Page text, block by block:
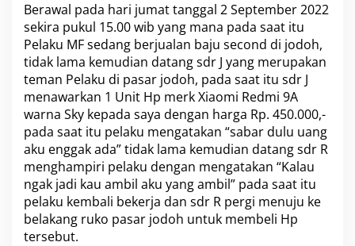
e
l
a
k
u
P
e
r
o
l
o
n
g
a
n
Berawal pada hari jumat tanggal 2 September 2022
sekira pukul 15.00 wib yang mana pada saat itu
Pelaku MF sedang berjualan baju second di jodoh,
tidak lama kemudian datang sdr J yang merupakan
teman Pelaku di pasar jodoh, pada saat itu sdr J
menawarkan 1 Unit Hp merk Xiaomi Redmi 9A
warna Sky kepada saya dengan harga Rp. 450.000,-
pada saat itu pelaku mengatakan “sabar dulu uang
aku enggak ada” tidak lama kemudian datang sdr R
menghampiri pelaku dengan mengatakan “Kalau
ngak jadi kau ambil aku yang ambil” pada saat itu
pelaku kembali bekerja dan sdr R pergi menuju ke
belakang ruko pasar jodoh untuk membeli Hp
tersebut.